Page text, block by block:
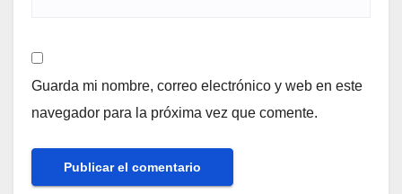
Guarda mi nombre, correo electrónico y web en este
navegador para la próxima vez que comente.